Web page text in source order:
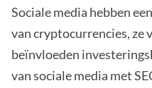
Sociale media hebben
van cryptocurrencies, ze
beïnvloeden
van sociale media met